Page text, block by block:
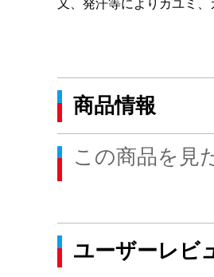
又、発汗等によりカユミ
商品情報
この商品を見
ユーザーレビ